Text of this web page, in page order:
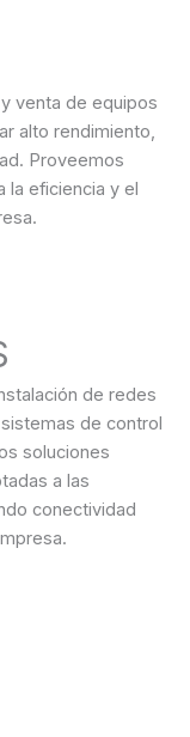
venta de equipos
alto rendimiento,
Proveemos
la eficiencia y el
de redes
de control
soluciones
a las
conectividad